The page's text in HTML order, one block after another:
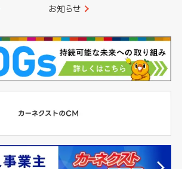
お知らせ